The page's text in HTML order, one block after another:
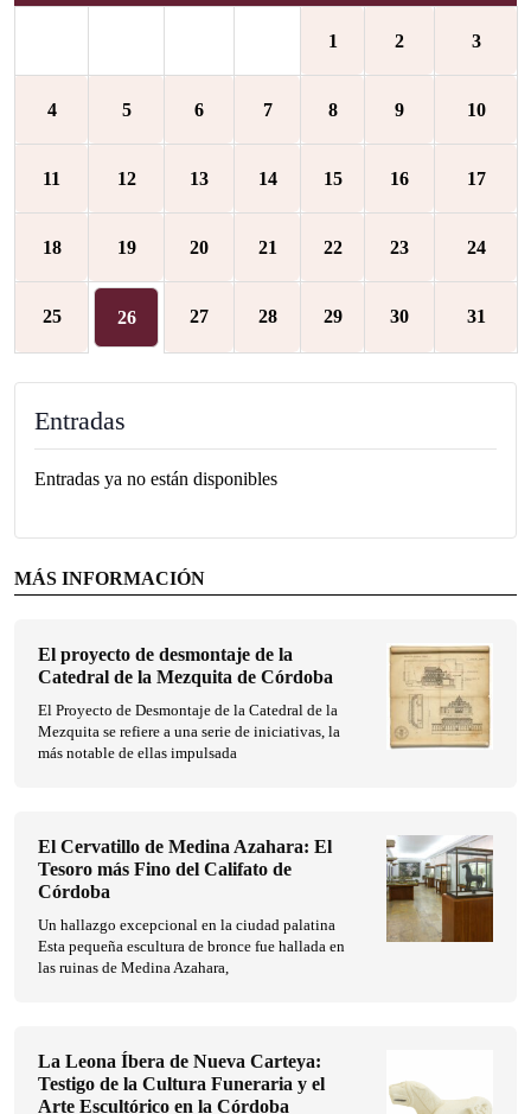
1 2 3
4 5 6 7 8 9 10
11 12 13 14 15 16 17
18 19 20 21 22 23 24
25 26 27 28 29 30 31
Entradas
Entradas ya no están disponibles
MÁS INFORMACIÓN
El proyecto de desmontaje de la
Catedral de la Mezquita de Córdoba
El Proyecto de Desmontaje de la Catedral de la
Mezquita se refiere a una serie de iniciativas, la
más notable de ellas impulsada
El Cervatillo de Medina Azahara: El
Tesoro más Fino del Califato de
Córdoba
Un hallazgo excepcional en la ciudad palatina
Esta pequeña escultura de bronce fue hallada en
las ruinas de Medina Azahara,
La Leona Íbera de Nueva Carteya:
Testigo de la Cultura Funeraria y el
Arte Escultórico en la Córdoba